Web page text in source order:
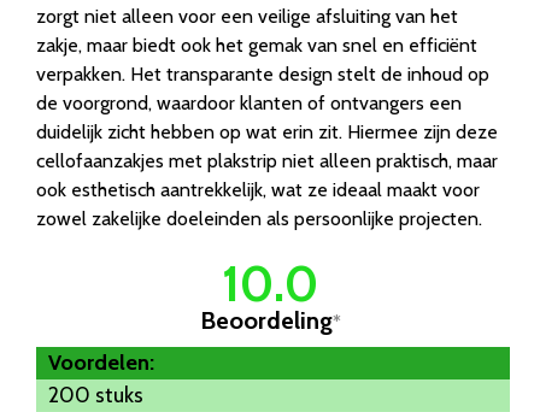
zorgt niet alleen voor een veilige afsluiting van het
zakje, maar biedt ook het gemak van snel en efficiënt
verpakken. Het transparante design stelt de inhoud op
de voorgrond, waardoor klanten of ontvangers een
duidelijk zicht hebben op wat erin zit. Hiermee zijn deze
cellofaanzakjes met plakstrip niet alleen praktisch, maar
ook esthetisch aantrekkelijk, wat ze ideaal maakt voor
zowel zakelijke doeleinden als persoonlijke projecten.
10.0
Beoordeling*
Voordelen:
200 stuks